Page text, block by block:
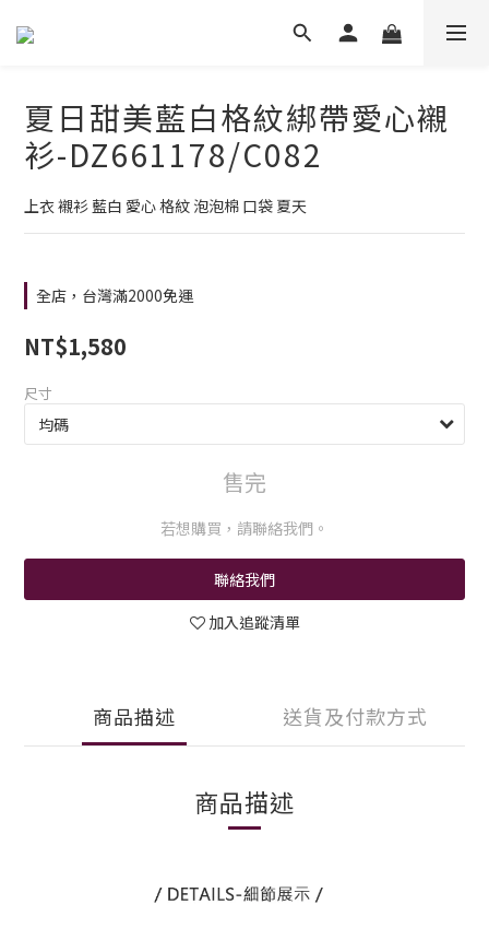
夏日甜美藍白格紋綁帶愛心襯
衫-DZ661178/C082
上衣 襯衫 藍白 愛心 格紋 泡泡棉 口袋 夏天
全店，台灣滿2000免運
NT$1,580
尺寸
售完
若想購買，請聯絡我們。
聯絡我們
加入追蹤清單
商品描述 送貨及付款方式
商品描述